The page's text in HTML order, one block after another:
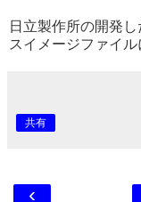
日立製作所の開発
スイメージファイル
共有
‹